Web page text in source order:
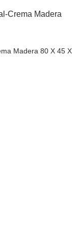
Madera 80 X 45 X